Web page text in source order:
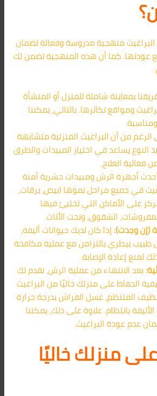
منهجية مدروسة وفعالة لضمان
عودتها. كما أن هذه المنهجية تضمن لك
بمعاينة شاملة للمنزل أو المنشأة
ومواقع تكاثرها. بالتالي، يمكننا
من أن البراغيث المنزلية متشابهة
النوع يساعد في اختيار المبيدات والطرق
فعالية العلاج.
أجهزة الرش ومبيدات حشرية آمنة
في جميع مراحل نموها (بيض، يرقات،
على الأماكن التي تختبئ فيها
الشقوق، وتحت الأثاث.
(إن وجدت):إذا كان لديك حيوانات أليفة،
طبيب بيطري بالتزامن مع عملية مكافحة
لمنع إعادة الإصابة.
بعد الانتهاء من عملية الرش، نقدم لك
الحفاظ على منزلك خاليًا من البراغيث
المنتظم، غسل الفراش بدرجة حرارة
بانتظام. علاوة على ذلك، يمكننا
عدم عودة البراغيث.
منزلك خاليًا